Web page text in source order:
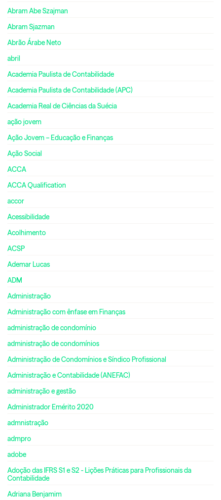
Abram Abe Szajman
Abram Sjazman
Abrão Árabe Neto
abril
Academia Paulista de Contabilidade
Academia Paulista de Contabilidade (APC)
Academia Real de Ciências da Suécia
ação jovem
Ação Jovem – Educação e Finanças
Ação Social
ACCA
ACCA Qualification
accor
Acessibilidade
Acolhimento
ACSP
Ademar Lucas
ADM
Administração
Administração com ênfase em Finanças
administração de condomínio
administração de condomínios
Administração de Condomínios e Síndico Profissional
Administração e Contabilidade (ANEFAC)
administração e gestão
Administrador Emérito 2020
admnistração
admpro
adobe
Adoção das IFRS S1 e S2 - Lições Práticas para Profissionais da
Contabilidade
Adriana Benjamim